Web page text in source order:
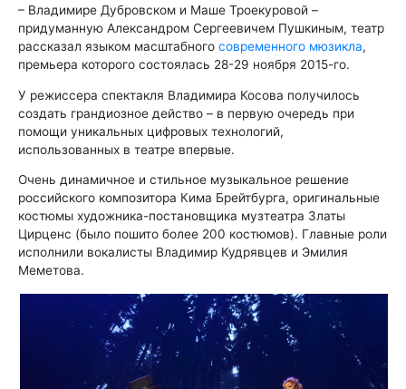
– Владимире Дубровском и Маше Троекуровой –
придуманную Александром Сергеевичем Пушкиным, театр
рассказал языком масштабного современного мюзикла,
премьера которого состоялась 28-29 ноября 2015-го.
У режиссера спектакля Владимира Косова получилось
создать грандиозное действо – в первую очередь при
помощи уникальных цифровых технологий,
использованных в театре впервые.
Очень динамичное и стильное музыкальное решение
российского композитора Кима Брейтбурга, оригинальные
костюмы художника-постановщика музтеатра Златы
Цирценс (было пошито более 200 костюмов). Главные роли
исполнили вокалисты Владимир Кудрявцев и Эмилия
Меметова.